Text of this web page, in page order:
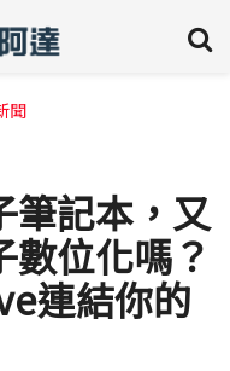
聞
筆記本，又
位化嗎？
連結你的